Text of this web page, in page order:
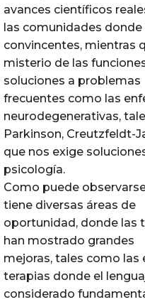
avances científicos
las comunidades
convincentes, mientras
misterio de las
soluciones a problemas
frecuentes como las
neurodegenerativas,
Parkinson, Creutzfeldt-
que nos exige
psicología.
Como puede
tiene diversas áreas de
oportunidad, donde las
han mostrado grandes
mejoras, tales como las
terapias donde el
considerado